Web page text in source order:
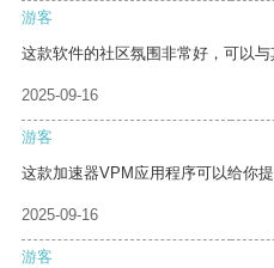
游客
这款软件的社区氛围非常好，可以与
2025-09-16
游客
这款加速器VPM应用程序可以给你
2025-09-16
游客